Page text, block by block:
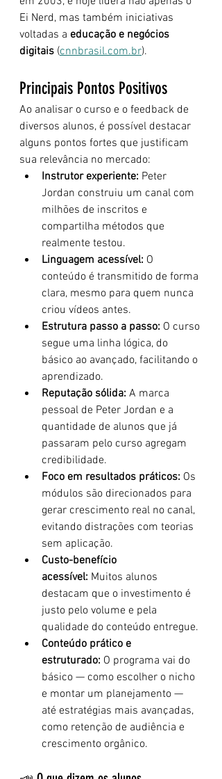
Ei Nerd, mas também iniciativas
voltadas a educação e negócios
digitais (cnnbrasil.com.br).
Principais Pontos Positivos
Ao analisar o curso e o feedback de
diversos alunos, é possível destacar
alguns pontos fortes que justificam
sua relevância no mercado:
Instrutor experiente: Peter
Jordan construiu um canal com
milhões de inscritos e
compartilha métodos que
realmente testou.
Linguagem acessível: O
conteúdo é transmitido de forma
clara, mesmo para quem nunca
criou vídeos antes.
Estrutura passo a passo: O curso
segue uma linha lógica, do
básico ao avançado, facilitando o
aprendizado.
Reputação sólida: A marca
pessoal de Peter Jordan e a
quantidade de alunos que já
passaram pelo curso agregam
credibilidade.
Foco em resultados práticos: Os
módulos são direcionados para
gerar crescimento real no canal,
evitando distrações com teorias
sem aplicação.
Custo-benefício
acessível: Muitos alunos
destacam que o investimento é
justo pelo volume e pela
qualidade do conteúdo entregue.
Conteúdo prático e
estruturado: O programa vai do
básico — como escolher o nicho
e montar um planejamento —
até estratégias mais avançadas,
como retenção de audiência e
crescimento orgânico.